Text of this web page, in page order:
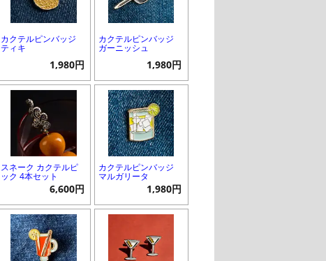
カクテルピンバッジ
ティキ
1,980円
カクテルピンバッジ
ガーニッシュ
1,980円
スネーク カクテルピ
ック 4本セット
6,600円
カクテルピンバッジ
マルガリータ
1,980円